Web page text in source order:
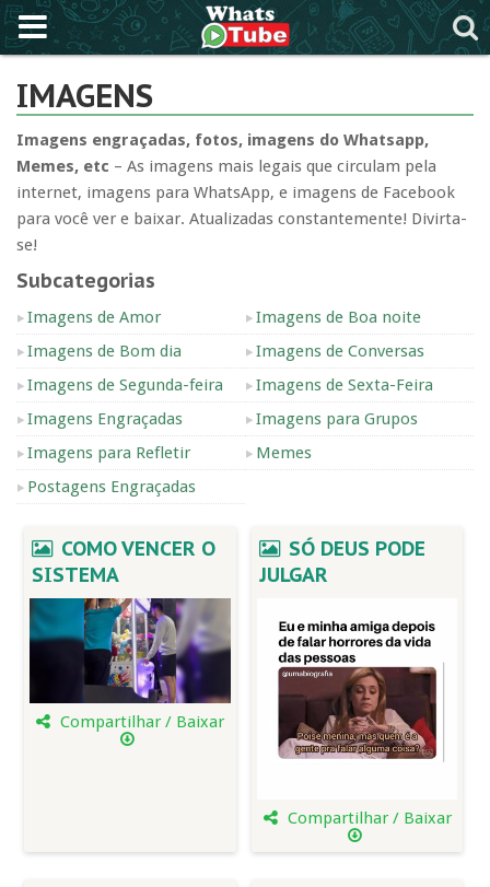
IMAGENS
Imagens engraçadas, fotos, imagens do Whatsapp,
Memes, etc – As imagens mais legais que circulam pela
internet, imagens para WhatsApp, e imagens de Facebook
para você ver e baixar. Atualizadas constantemente! Divirta-
se!
Subcategorias
Imagens de Amor
Imagens de Boa noite
Imagens de Bom dia
Imagens de Conversas
Imagens de Segunda-feira
Imagens de Sexta-Feira
Imagens Engraçadas
Imagens para Grupos
Imagens para Refletir
Memes
Postagens Engraçadas
COMO VENCER O
SISTEMA
Compartilhar / Baixar
SÓ DEUS PODE
JULGAR
Compartilhar / Baixar